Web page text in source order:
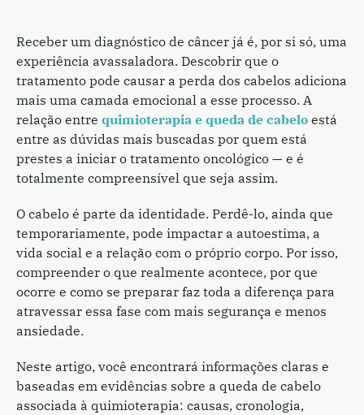
Receber um diagnóstico de câncer já é, por si só, uma
experiência avassaladora. Descobrir que o
tratamento pode causar a perda dos cabelos adiciona
mais uma camada emocional a esse processo. A
relação entre quimioterapia e queda de cabelo está
entre as dúvidas mais buscadas por quem está
prestes a iniciar o tratamento oncológico — e é
totalmente compreensível que seja assim.
O cabelo é parte da identidade. Perdê-lo, ainda que
temporariamente, pode impactar a autoestima, a
vida social e a relação com o próprio corpo. Por isso,
compreender o que realmente acontece, por que
ocorre e como se preparar faz toda a diferença para
atravessar essa fase com mais segurança e menos
ansiedade.
Neste artigo, você encontrará informações claras e
baseadas em evidências sobre a queda de cabelo
associada à quimioterapia: causas, cronologia,